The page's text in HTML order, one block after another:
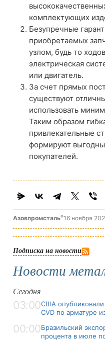
комплектующих
Безупречные
приобретаемых
узлом, будь то
электрическая
или двигатель.
За счет прямых
существуют
использовать
Таким образом
привлекательные
формируют
покупателей.
Азовпромсталь®16 ноября
Подписка на новости
Новости
Сегодня
03:00США опубликовали
CVD по арматуре
00:00Бразильский
процента в июле